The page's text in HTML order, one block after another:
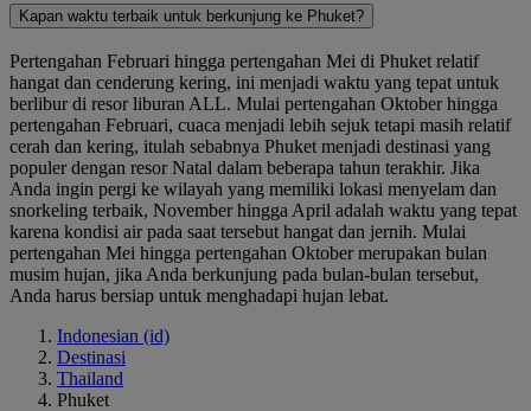
Kapan waktu terbaik untuk berkunjung ke Phuket?
Pertengahan Februari hingga pertengahan Mei di Phuket relatif
hangat dan cenderung kering, ini menjadi waktu yang tepat untuk
berlibur di resor liburan ALL. Mulai pertengahan Oktober hingga
pertengahan Februari, cuaca menjadi lebih sejuk tetapi masih relatif
cerah dan kering, itulah sebabnya Phuket menjadi destinasi yang
populer dengan resor Natal dalam beberapa tahun terakhir. Jika
Anda ingin pergi ke wilayah yang memiliki lokasi menyelam dan
snorkeling terbaik, November hingga April adalah waktu yang tepat
karena kondisi air pada saat tersebut hangat dan jernih. Mulai
pertengahan Mei hingga pertengahan Oktober merupakan bulan
musim hujan, jika Anda berkunjung pada bulan-bulan tersebut,
Anda harus bersiap untuk menghadapi hujan lebat.
Indonesian (id)
Destinasi
Thailand
Phuket